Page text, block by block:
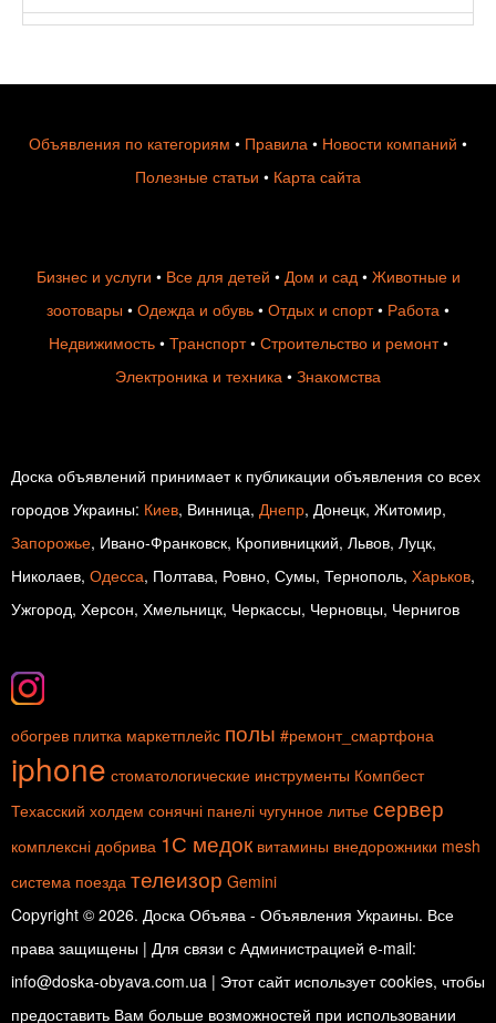
Объявления по категориям • Правила • Новости компаний •
Полезные статьи • Карта сайта
Бизнес и услуги • Все для детей • Дом и сад• Животные и
зоотовары • Одежда и обувь • Отдых и спорт• Работа •
Недвижимость• Транспорт• Строительство и ремонт•
Электроника и техника • Знакомства
Доска объявлений принимает к публикации объявления со всех
городов Украины: Киев, Винница, Днепр, Донецк, Житомир,
Запорожье, Ивано-Франковск, Кропивницкий, Львов, Луцк,
Николаев, Одесса, Полтава, Ровно, Сумы, Тернополь, Харьков,
Ужгород, Херсон, Хмельницк, Черкассы, Черновцы, Чернигов
обогрев плитка маркетплейс полы #ремонт_смартфона
iphone стоматологические инструменты Компбест
Техасский холдем сонячні панелі чугунное литье сервер
комплексні добрива 1С медок витамины внедорожники mesh
система поезда телеизор Gemini
Copyright © 2026. Доска Объява - Объявления Украины. Все
права защищены | Для связи с Администрацией e-mail:
info@doska-obyava.com.ua | Этот сайт использует cookies, чтобы
предоставить Вам больше возможностей при использовании